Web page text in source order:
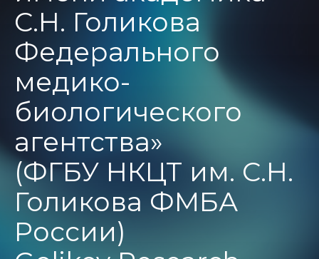
С.Н. Голикова
Федерального
медико-
биологического
агентства»
(ФГБУ НКЦТ им. С.Н.
Голикова ФМБА
России)